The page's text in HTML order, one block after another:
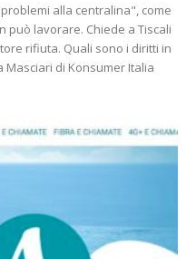
alla centralina", come
può lavorare. Chiede a Tiscali
rifiuta. Quali sono i diritti in
Masciari di Konsumer Italia